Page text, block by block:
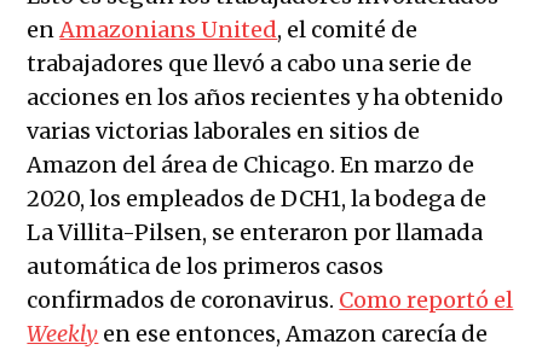
enAmazonians United, el comité de
trabajadores que llevó a cabo una serie de
acciones en los años recientes y ha obtenido
varias victorias laborales en sitios de
Amazon del área de Chicago. En marzo de
2020, los empleados de DCH1, la bodega de
La Villita-Pilsen, se enteraron por llamada
automática de los primeros casos
confirmados de coronavirus. Como reportó el
Weekly en ese entonces, Amazon carecía de